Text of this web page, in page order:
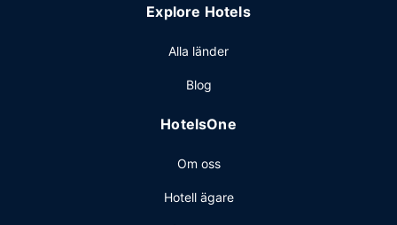
Gäster har tillgång till bland annat business-service, gratis
Planerar du ett event i Fredericksburg? På detta hotell
kvadratmeter, däribland konferensrum och 2 mötesrum.
Explore Hotels
Alla länder
Blog
HotelsOne
Om oss
Hotell ägare